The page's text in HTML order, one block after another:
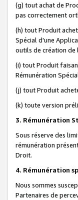
(g) tout achat de
pas correctement
(h) tout Produit
Spécial d'une
outils de création de
(i) tout Produit
Rémunération
(j) tout Produit
(k) toute version
3. Rémunération
Sous réserve des
rémunération
Droit.
4. Rémunération
Nous sommes
Partenaires de